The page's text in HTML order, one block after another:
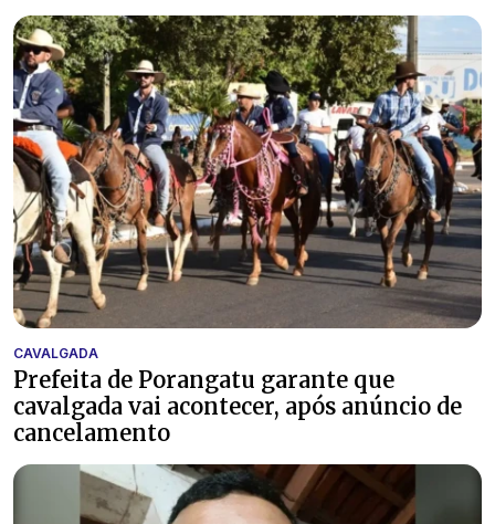
CAVALGADA
Prefeita de Porangatu garante que
cavalgada vai acontecer, após anúncio de
cancelamento